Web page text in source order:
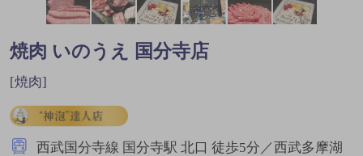
焼肉 いのうえ 国分寺店
[焼肉]
西武国分寺線 国分寺駅 北口 徒歩5分／西武多摩湖